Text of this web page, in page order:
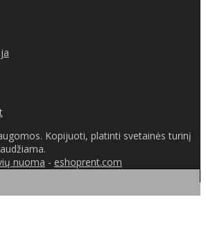
Kopijuoti, platinti svetainės turinį
nuoma - eshoprent.com